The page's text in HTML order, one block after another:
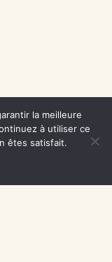
la meilleure
à utiliser ce
êtes satisfait.